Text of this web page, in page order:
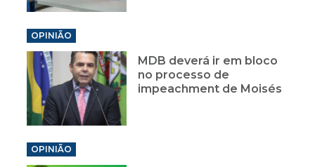
OPINIÃO
MDB deverá ir em bloco
no processo de
impeachment de Moisés
OPINIÃO